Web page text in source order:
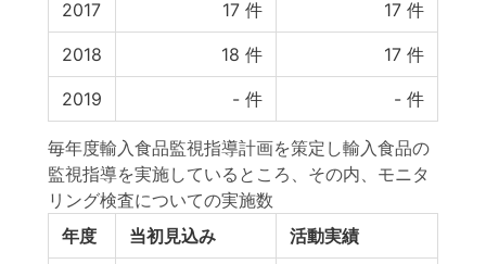
2017 17 件 17 件
2018 18 件 17 件
2019 - 件 - 件
毎年度輸入食品監視指導計画を策定し輸入食品の
監視指導を実施しているところ、その内、モニタ
リング検査についての実施数
年度
当初見込み 活動実績